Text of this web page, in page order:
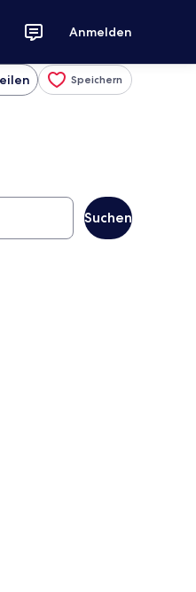
Anmelden
Speichern
Suchen